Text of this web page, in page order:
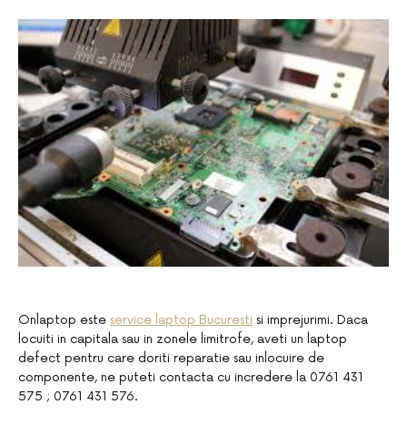
Onlaptop este service laptop Bucuresti si imprejurimi. Daca
locuiti in capitala sau in zonele limitrofe, aveti un laptop
defect pentru care doriti reparatie sau inlocuire de
componente, ne puteti contacta cu incredere la 0761 431
575 ; 0761 431 576.